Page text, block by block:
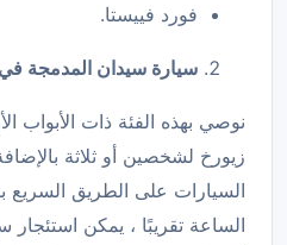
فورد فييستا.
سيارة سيدان المدمجة
نوصي بهذه الفئة ذات الأبواب
زيورخ لشخصين أو ثلاثة
الساعة تقريبًا ، يمكن